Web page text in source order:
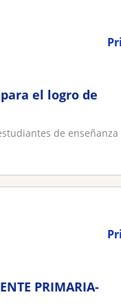
el logro de
de
PRIMARIA-